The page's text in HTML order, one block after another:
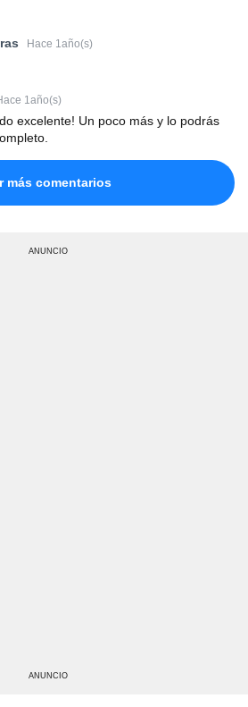
Hace 1año(s)
1año(s)
excelente! Un poco más y lo podrás
más comentarios
ANUNCIO
ANUNCIO